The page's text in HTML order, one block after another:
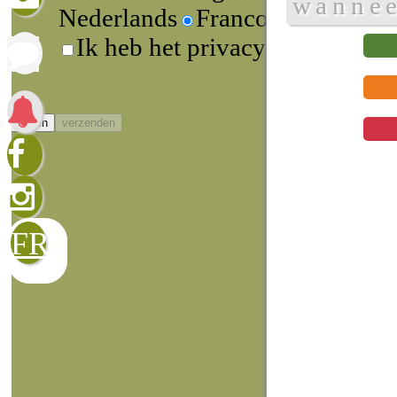
FR
Nederlands
Francophone
Ik heb het privacybeleid
sluiten verzenden